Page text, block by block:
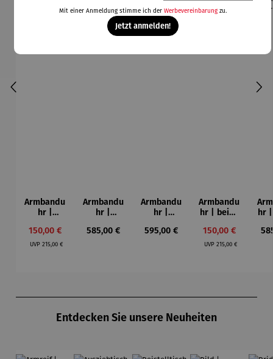
Armbandu
hr |
weiß –
Walter
Verkaufspreis:
150,00 €
UVP Regulärer Preis:
215,00 €
Armbandu
hr |
Automatik
Regulärer Preis:
585,00 €
Armbandu
hr |
Automatik
Regulärer Preis:
595,00 €
Armbandu
hr | beige
Walter
Gropius
Verkaufspreis:
150,00 €
UVP Regulärer Preis:
215,00 €
hr
Entdecken Sie unsere Neuheiten
Mit einer Anmeldung stimme ich der Werbevereinbarungzu.
Jetzt anmelden!